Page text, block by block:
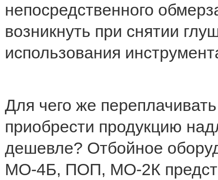
непосредственного
возникнуть при снятии
использования
Для чего же
приобрести продукцию
дешевле? Отбойное
МО-4Б, ПОП, МО-2К